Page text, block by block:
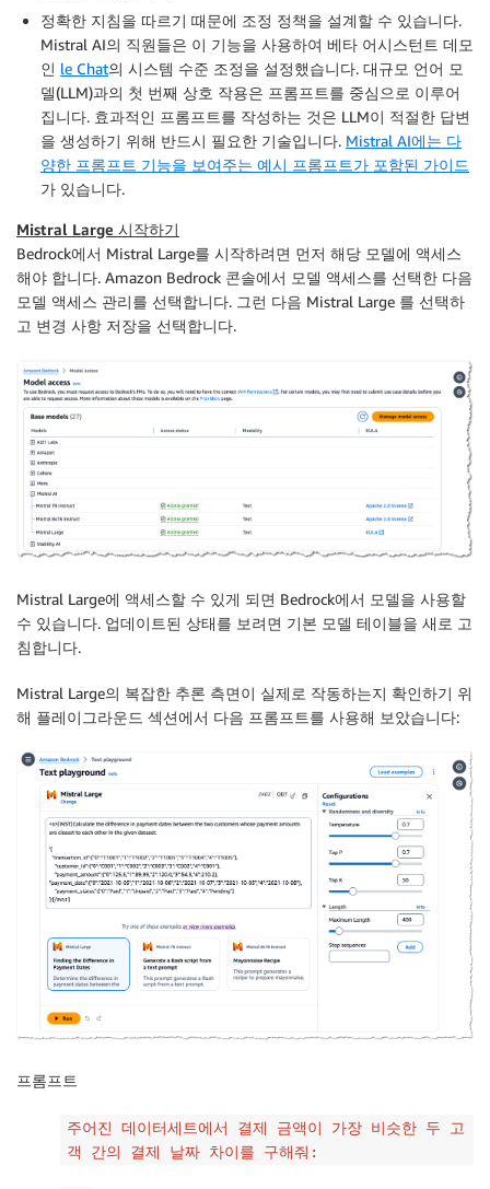
정확한 지침을 따르기 때문에 조정 정책을 설계할 수 있습니다.
Mistral AI의 직원들은 이 기능을 사용하여 베타 어시스턴트 데모
인 le Chat의 시스템 수준 조정을 설정했습니다. 대규모 언어 모
델(LLM)과의 첫 번째 상호 작용은 프롬프트를 중심으로 이루어
집니다. 효과적인 프롬프트를 작성하는 것은 LLM이 적절한 답변
을 생성하기 위해 반드시 필요한 기술입니다. Mistral AI에는 다
양한 프롬프트 기능을 보여주는 예시 프롬프트가 포함된 가이드
가 있습니다.
Mistral Large 시작하기
Bedrock에서 Mistral Large를 시작하려면 먼저 해당 모델에 액세스
해야 합니다. Amazon Bedrock 콘솔에서 모델 액세스를 선택한 다음
모델 액세스 관리를 선택합니다. 그런 다음 Mistral Large 를 선택하
고 변경 사항 저장을 선택합니다.
Mistral Large에 액세스할 수 있게 되면 Bedrock에서 모델을 사용할
수 있습니다. 업데이트된 상태를 보려면 기본 모델 테이블을 새로 고
침합니다.
Mistral Large의 복잡한 추론 측면이 실제로 작동하는지 확인하기 위
해 플레이그라운드 섹션에서 다음 프롬프트를 사용해 보았습니다:
프롬프트
주어진 데이터세트에서 결제 금액이 가장 비슷한 두 고
객 간의 결제 날짜 차이를 구해줘: